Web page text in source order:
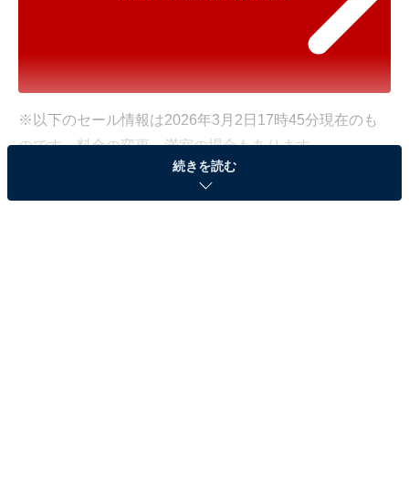
※以下のセール情報は2026年3月2日17時45分現在のも
のです。料金の変更、満室の場合もあります。
※本記事で紹介している商品の購入やサービスの利用により、売上の一部が
オールアバウトに還元されることがあります。
続きを読む